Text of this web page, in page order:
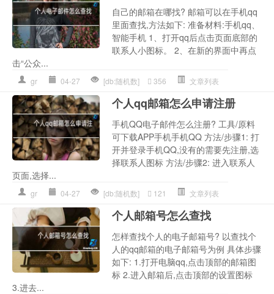
自己的邮箱在哪找? 邮箱可以在手机qq
里面查找,方法如下: 准备材料:手机qq、
智能手机 1、打开qq后点击页面底部的
联系人小图标。 2、在新的界面中再点
击“公众...
gr 04-27 [db:随机数] 356 文章列表
个人qq邮箱怎么申请注册
手机QQ电子邮件怎么注册? 工具/原料
可下载APP手机手机QQ 方法/步骤1: 打
开并登录手机QQ,没有的需要先注册,选
择联系人图标 方法/步骤2: 进入联系人
页面,选择...
gr 04-27 [db:随机数] 121 文章列表
个人邮箱号怎么查找
怎样查找个人的电子邮箱号? 以查找个
人的qq邮箱的电子邮箱号为例 具体步骤
如下: 1.打开电脑qq,点击顶部的邮箱图
标 2.进入邮箱后,点击顶部的设置图标
3.进去...